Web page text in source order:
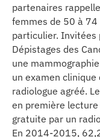
partenaires
femmes de 50 à
particulier. Invitées
Dépistages des
une
un examen clinique
radiologue agréé.
en première
gratuite par un
En 2014-2015,